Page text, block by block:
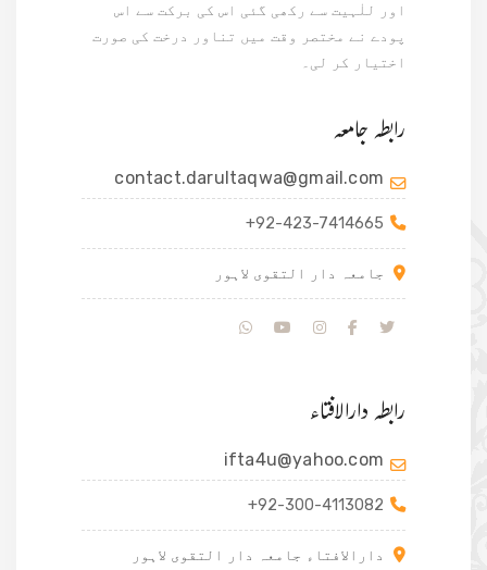
اور للٰہیت سے رکھی گئی اس کی برکت سے اس
پودے نے مختصر وقت میں تناور درخت کی صورت
اختیار کر لی۔
رابطہ جامعہ
contact.darultaqwa@gmail.com
+92-423-7414665
جامعہ دار التقوی لاہور
رابطہ دارالافتاء
ifta4u@yahoo.com
+92-300-4113082
دارالافتاء جامعہ دار التقوی لاہور